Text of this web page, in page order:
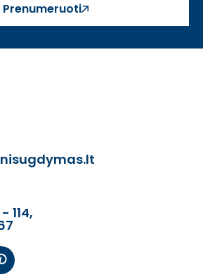
Prenumeruoti
114,